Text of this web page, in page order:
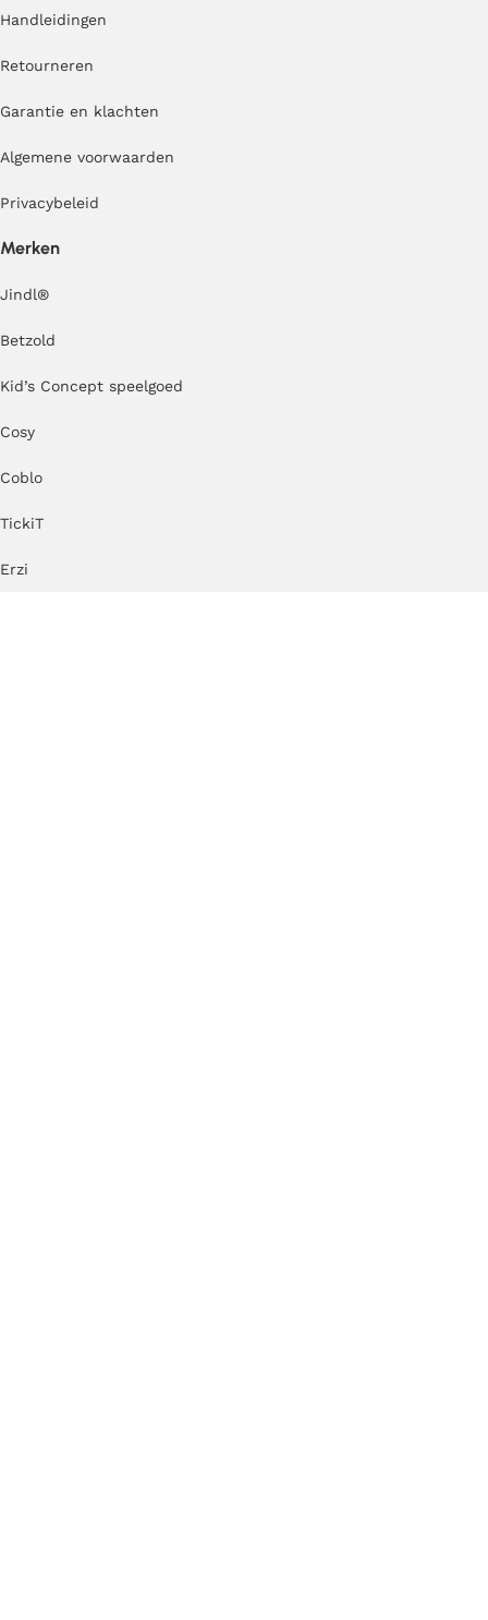
Handleidingen
Retourneren
Garantie en klachten
Algemene voorwaarden
Privacybeleid
Merken
Jindl®
Betzold
Kid’s Concept speelgoed
Cosy
Coblo
TickiT
Erzi